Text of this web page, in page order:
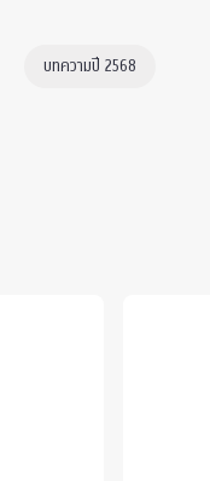
บทความปี 2568